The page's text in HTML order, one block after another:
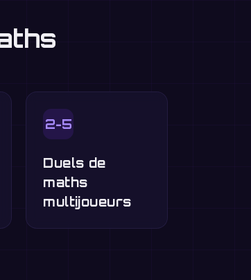
2-5
Duels de
maths
multijoueurs